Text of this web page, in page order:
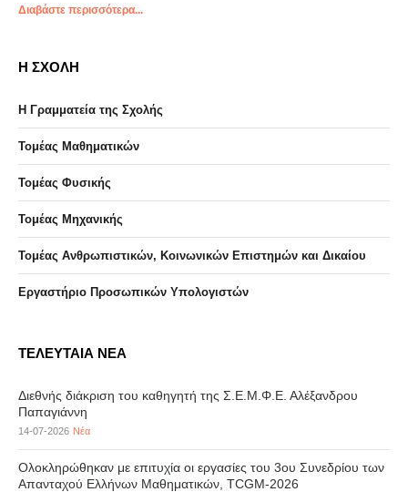
Διαβάστε περισσότερα...
Η ΣΧΟΛΗ
Η Γραμματεία της Σχολής
Τομέας Μαθηματικών
Τομέας Φυσικής
Τομέας Μηχανικής
Τομέας Ανθρωπιστικών, Κοινωνικών Επιστημών και Δικαίου
Eργαστήριo Προσωπικών Υπολογιστών
ΤΕΛΕΥΤΑΙΑ ΝΕΑ
Διεθνής διάκριση του καθηγητή της Σ.Ε.Μ.Φ.Ε. Αλέξανδρου
Παπαγιάννη
14-07-2026 Νέα
Ολοκληρώθηκαν με επιτυχία οι εργασίες του 3ου Συνεδρίου των
Απανταχού Ελλήνων Μαθηματικών, TCGM-2026